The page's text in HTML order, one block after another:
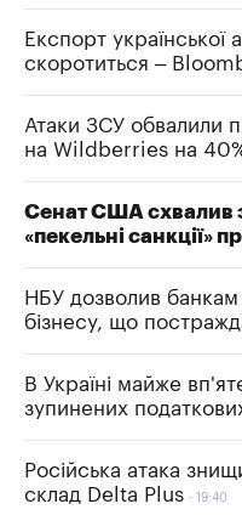
Експорт української
скоротиться –
Атаки ЗСУ обвалили
на Wildberries на
Сенат США схвалив
«пекельні санкції»
НБУ дозволив
бізнесу, що
В Україні майже
зупинених
Російська атака
склад Delta Plus
19:40